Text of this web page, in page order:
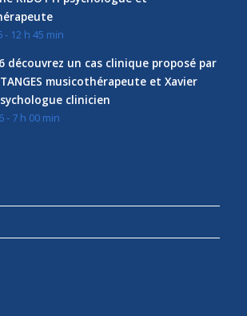
- 12 h 45 min
découvrez un cas clinique proposé par
musicothérapeute et Xavier
clinicien
- 7 h 00 min